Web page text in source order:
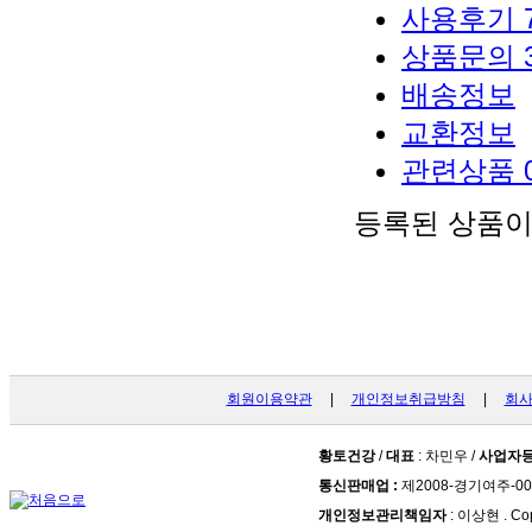
사용후기
상품문의
배송정보
교환정보
관련상품
등록된 상품
회원이용약관| 개인정보취급방침 회
황토건강/대표 : 차민우 /사업자
통신판매업 : 제2008-경기여주-
개인정보관리책임자: 이상현 .